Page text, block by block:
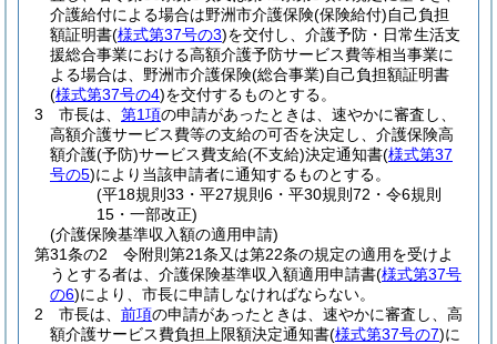
介護給付による場合は野洲市介護保険(保険給付)自己負担
額証明書(様式第37号の3)を交付し、介護予防・日常生活支
援総合事業における高額介護予防サービス費等相当事業に
よる場合は、野洲市介護保険(総合事業)自己負担額証明書
(様式第37号の4)を交付するものとする。
3
市長は、 第1項の申請があったときは、速やかに審査し、
高額介護サービス費等の支給の可否を決定し、介護保険高
額介護(予防)サービス費支給(不支給)決定通知書(様式第37
号の5)により当該申請者に通知するものとする。
(平18規則33・平27規則6・平30規則72・令6規則
15・一部改正)
(介護保険基準収入額の適用申請)
第31条の2
令附則第21条又は第22条の規定の適用を受けよ
うとする者は、介護保険基準収入額適用申請書(様式第37号
の6)により、市長に申請しなければならない。
2
市長は、 前項の申請があったときは、速やかに審査し、高
額介護サービス費負担上限額決定通知書(様式第37号の7)に